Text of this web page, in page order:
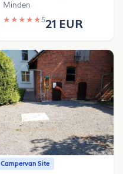
Minden
★ ★ ★ ★ ★521 EUR
Campervan Site